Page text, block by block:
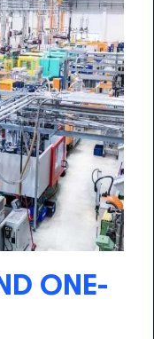
ONE-